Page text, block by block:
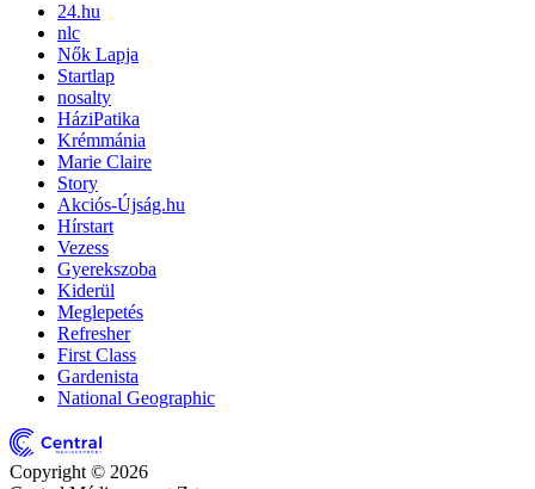
24.hu
nlc
Nők Lapja
Startlap
nosalty
HáziPatika
Krémmánia
Marie Claire
Story
Akciós-Újság.hu
Hírstart
Vezess
Gyerekszoba
Kiderül
Meglepetés
Refresher
First Class
Gardenista
National Geographic
Copyright © 2026